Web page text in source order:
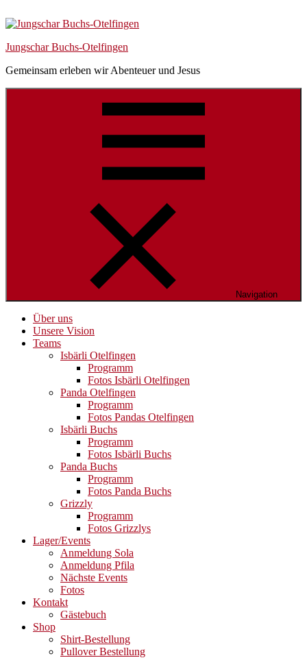
to
to
to
Jungschar Buchs-Otelfingen
Gemeinsam erleben wir Abenteuer und Jesus
Navigation
Über uns
Unsere Vision
Teams
Isbärli Otelfingen
Programm
Fotos Isbärli Otelfingen
Panda Otelfingen
Programm
Fotos Pandas Otelfingen
Isbärli Buchs
Programm
Fotos Isbärli Buchs
Panda Buchs
Programm
Fotos Panda Buchs
Grizzly
Programm
Fotos Grizzlys
Lager/Events
Anmeldung Sola
Anmeldung Pfila
Nächste Events
Fotos
Kontakt
Gästebuch
Shop
Shirt-Bestellung
Pullover Bestellung